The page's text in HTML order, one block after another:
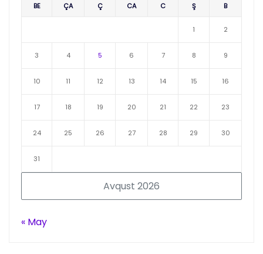
Avqust 2026
BE ÇA Ç CA C Ş B
1 2
3 4 5 6 7 8 9
10 11 12 13 14 15 16
17 18 19 20 21 22 23
24 25 26 27 28 29 30
31
« May